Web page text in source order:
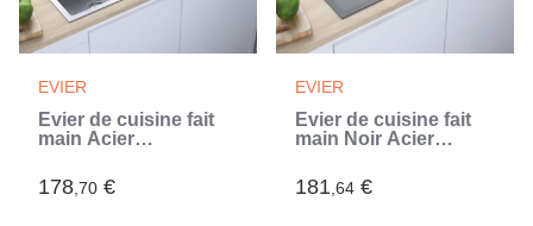
EVIER
Évier de cuisine fait
main Acier
178,70 €
EVIER
Évier de cuisine fait
main Noir Acier
181,64 €